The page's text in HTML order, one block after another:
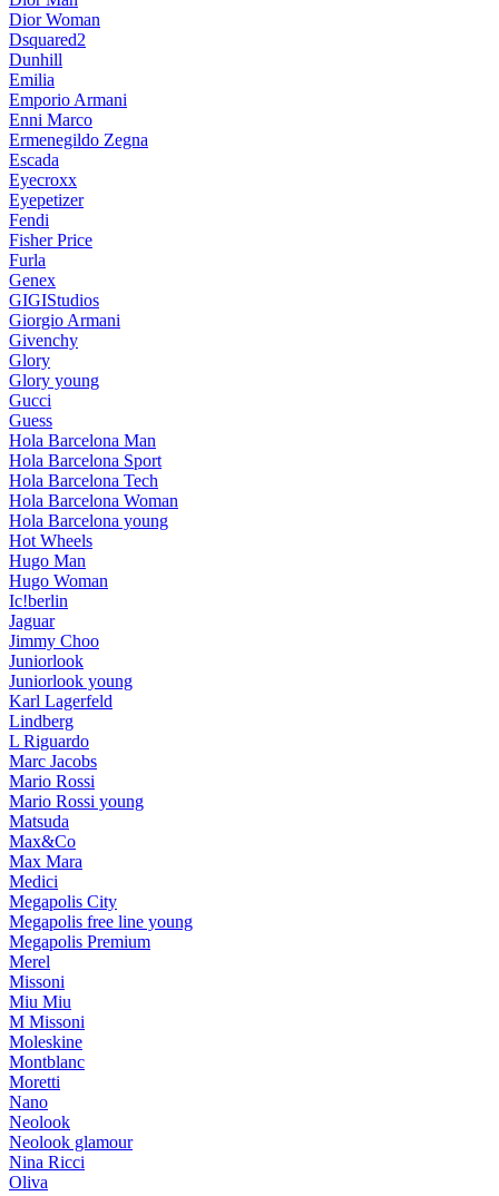
Dior Woman
Dsquared2
Dunhill
Emilia
Emporio Armani
Enni Marco
Ermenegildo Zegna
Escada
Eyecroxx
Eyepetizer
Fendi
Fisher Price
Furla
Genex
GIGIStudios
Giorgio Armani
Givenchy
Glory
Glory young
Gucci
Guess
Hola Barcelona Man
Hola Barcelona Sport
Hola Barcelona Tech
Hola Barcelona Woman
Hola Barcelona young
Hot Wheels
Hugo Man
Hugo Woman
Ic!berlin
Jaguar
Jimmy Choo
Juniorlook
Juniorlook young
Karl Lagerfeld
Lindberg
L Riguardo
Marc Jacobs
Mario Rossi
Mario Rossi young
Matsuda
Max&Co
Max Mara
Medici
Megapolis City
Megapolis free line young
Megapolis Premium
Merel
Missoni
Miu Miu
M Missoni
Moleskine
Montblanc
Moretti
Nano
Neolook
Neolook glamour
Nina Ricci
Oliva